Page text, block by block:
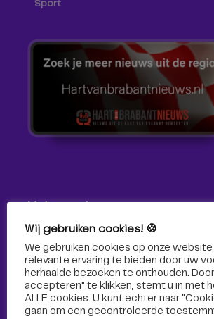
Sport
Volg ons!
Volg Omroep Tilburg niet alleen hier,
media!
Wij gebruiken cookies! 🍪
We gebruiken cookies op onze
relevante ervaring te bieden door uw
herhaalde bezoeken te onthouden.
accepteren" te klikken, stemt u in met
ALLE cookies. U kunt echter naar
gaan om een ​​gecontroleerde